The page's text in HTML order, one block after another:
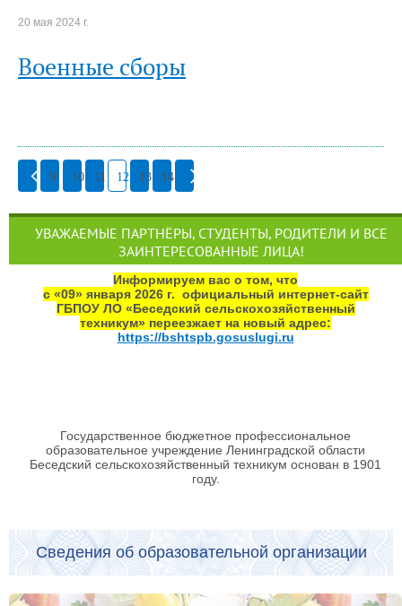
20 мая 2024 г.
Военные сборы
9 10 11 12 13 14
УВАЖАЕМЫЕ ПАРТНЁРЫ, СТУДЕНТЫ, РОДИТЕЛИ И ВСЕ
ЗАИНТЕРЕСОВАННЫЕ ЛИЦА!
Информируем вас о том, что
с «09» января 2026 г. официальный интернет‑сайт
ГБПОУ ЛО «Беседский сельскохозяйственный
техникум» переезжает на новый адрес:
https://bshtspb.gosuslugi.ru
Государственное бюджетное профессиональное
образовательное учреждение Ленинградской области
Беседский сельскохозяйственный техникум основан в 1901
году.
Сведения об образовательной организации